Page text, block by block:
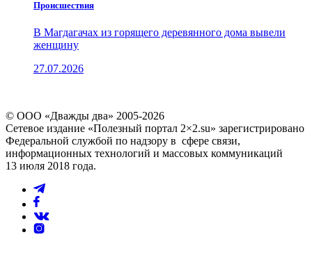
Проиcшествия
В Магдагачах из горящего деревянного дома вывели
женщину
27.07.2026
© ООО «Дважды два» 2005-2026
Сетевое издание «Полезный портал 2×2.su» зарегистрировано
Федеральной службой по надзору в сфере связи,
информационных технологий и массовых коммуникаций
13 июля 2018 года.